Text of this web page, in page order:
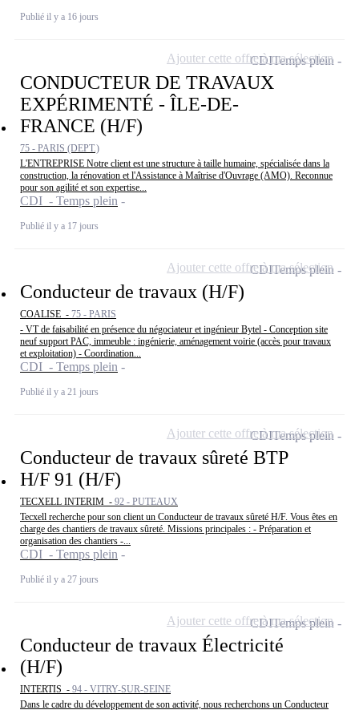
Publié il y a 16 jours
CONDUCTEUR DE TRAVAUX
EXPÉRIMENTÉ - ÎLE-DE-
FRANCE (H/F)
75 - PARIS (DEPT.)
L'ENTREPRISE Notre client est une structure à taille humaine, spécialisée dans la
construction, la rénovation et l'Assistance à Maîtrise d'Ouvrage (AMO). Reconnue
pour son agilité et son expertise...
CDI - Temps plein
Publié il y a 17 jours
CDITemps plein
Ajouter cette offre à ma sélection
Conducteur de travaux (H/F)
COALISE - 75 - PARIS
- VT de faisabilité en présence du négociateur et ingénieur Bytel - Conception site
neuf support PAC, immeuble : ingénierie, aménagement voirie (accès pour travaux
et exploitation) - Coordination...
CDI - Temps plein
Publié il y a 21 jours
CDITemps plein
Ajouter cette offre à ma sélection
Conducteur de travaux sûreté BTP
H/F 91 (H/F)
TECXELL INTERIM - 92 - PUTEAUX
Tecxell recherche pour son client un Conducteur de travaux sûreté H/F. Vous êtes en
charge des chantiers de travaux sûreté. Missions principales : - Préparation et
organisation des chantiers -...
CDI - Temps plein
Publié il y a 27 jours
CDITemps plein
Ajouter cette offre à ma sélection
Conducteur de travaux Électricité
(H/F)
INTERTIS - 94 - VITRY-SUR-SEINE
Dans le cadre du développement de son activité, nous recherchons un Conducteur
CDITemps plein
Ajouter cette offre à ma sélection